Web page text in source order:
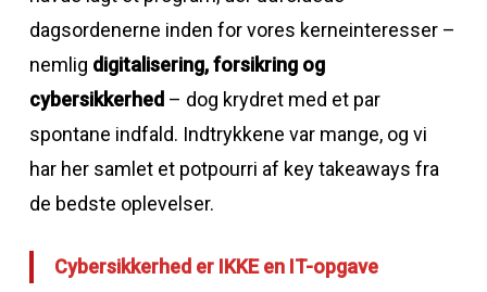
dagsordenerne inden for vores kerneinteresser –
nemlig digitalisering, forsikring og
cybersikkerhed – dog krydret med et par
spontane indfald. Indtrykkene var mange, og vi
har her samlet et potpourri af key takeaways fra
de bedste oplevelser.
Cybersikkerhed er IKKE en IT-opgave